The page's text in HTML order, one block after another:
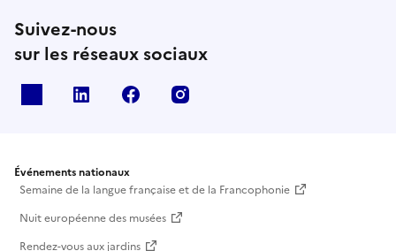
Suivez-nous
sur les réseaux sociaux
Linkedin Facebook
Événements nationaux
Semaine de la langue française et de la Francophonie
Nuit européenne des musées
Rendez-vous aux jardins